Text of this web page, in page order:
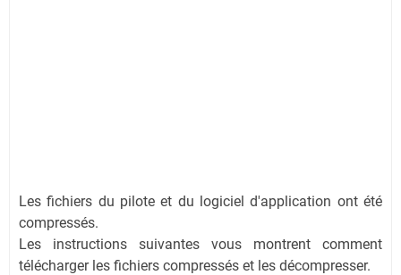
Les fichiers du pilote et du logiciel d'application ont été
compressés.
Les instructions suivantes vous montrent comment
télécharger les fichiers compressés et les décompresser.